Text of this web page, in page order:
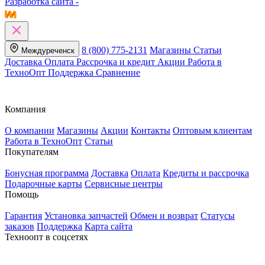
Междуреченск 8 (800) 775-2131 Магазины Статьи
Доставка Оплата Рассрочка и кредит Акции Работа в
ТехноОпт Поддержка Сравнение
Компания
О компании Магазины Акции Контакты Оптовым клиентам
Работа в ТехноОпт Статьи
Покупателям
Бонусная программа Доставка Оплата Кредиты и рассрочка
Подарочные карты Сервисные центры
Помощь
Гарантия Установка запчастей Обмен и возврат Статусы
заказов Поддержка Карта сайта
Техноопт в соцсетях